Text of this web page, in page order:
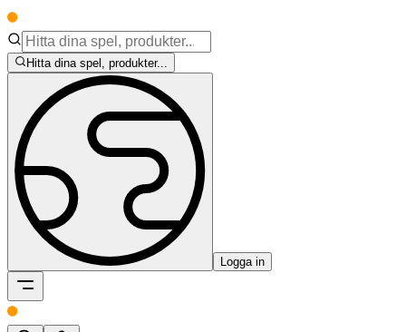
Hitta dina spel, produkter...
Logga in